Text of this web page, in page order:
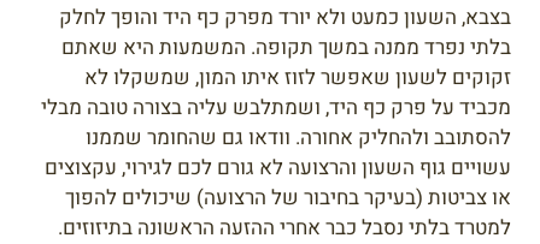
בצבא, השעון כמעט ולא יורד מפרק כף היד והופך לחלק
בלתי נפרד ממנה במשך תקופה. המשמעות היא שאתם
זקוקים לשעון שאפשר לזוז איתו המון, שמשקלו לא
מכביד על פרק כף היד, ושמתלבש עליה בצורה טובה מבלי
להסתובב ולהחליק אחורה. וודאו גם שהחומר שממנו
עשויים גוף השעון והרצועה לא גורם לכם לגירוי, עקצוצים
או צביטות (בעיקר בחיבור של הרצועה) שיכולים להפוך
למטרד בלתי נסבל כבר אחרי ההזעה הראשונה בתיזוזים.